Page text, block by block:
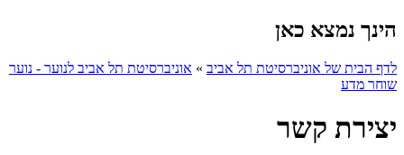
הינך נמצא כאן
לדף הבית של אוניברסיטת תל אביב » אוניברסיטת תל אביב לנוער - נוער
שוחר מדע
יצירת קשר